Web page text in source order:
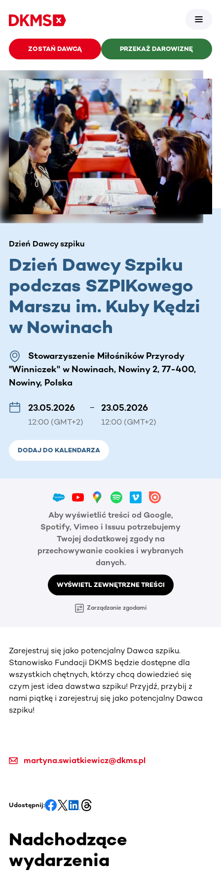
ZOSTAŃ DAWCĄ PRZEKAŻ DAROWIZNĘ
Dzień Dawcy szpiku
Dzień Dawcy Szpiku
podczas SZPIKowego
Marszu im. Kuby Kędzi
w Nowinach
Stowarzyszenie Miłośników Przyrody
''Winniczek" w Nowinach, Nowiny 2, 77-400,
Nowiny, Polska
23.05.2026
12:00 (GMT+2)
– 23.05.2026
12:00 (GMT+2)
DODAJ DO KALENDARZA
Aby wyświetlić treści od Google,
Spotify, Vimeo i Issuu potrzebujemy
Twojej dodatkowej zgody na
przechowywanie cookies i wybranych
danych.
WYŚWIETL ZEWNĘTRZNE TREŚCI
Zarządzanie zgodami
Zarejestruj się jako potencjalny Dawca szpiku.
Stanowisko Fundacji DKMS będzie dostępne dla
wszystkich chętnych, którzy chcą dowiedzieć się
czym jest idea dawstwa szpiku! Przyjdź, przybij z
nami piątkę i zarejestruj się jako potencjalny Dawca
szpiku!
martyna.swiatkiewicz@dkms.pl
Udostępnij:
Nadchodzące
wydarzenia